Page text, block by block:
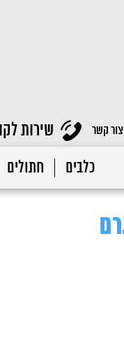
צור קשר שירות
כלבים חתולים